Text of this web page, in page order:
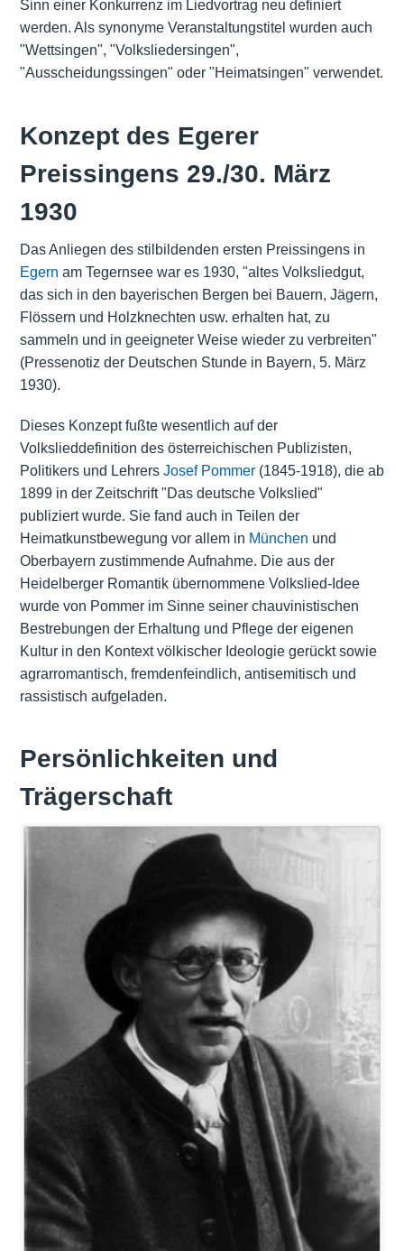
Sinn einer Konkurrenz im Liedvortrag neu definiert
werden. Als synonyme Veranstaltungstitel wurden auch
"Wettsingen", "Volksliedersingen",
"Ausscheidungssingen" oder "Heimatsingen" verwendet.
Konzept des Egerer
Preissingens 29./30. März
1930
Das Anliegen des stilbildenden ersten Preissingens in
Egern am Tegernsee war es 1930, "altes Volksliedgut,
das sich in den bayerischen Bergen bei Bauern, Jägern,
Flössern und Holzknechten usw. erhalten hat, zu
sammeln und in geeigneter Weise wieder zu verbreiten"
(Pressenotiz der Deutschen Stunde in Bayern, 5. März
1930).
Dieses Konzept fußte wesentlich auf der
Volkslieddefinition des österreichischen Publizisten,
Politikers und Lehrers Josef Pommer(1845-1918), die ab
1899 in der Zeitschrift "Das deutsche Volkslied"
publiziert wurde. Sie fand auch in Teilen der
Heimatkunstbewegung vor allem in München und
Oberbayern zustimmende Aufnahme. Die aus der
Heidelberger Romantik übernommene Volkslied-Idee
wurde von Pommer im Sinne seiner chauvinistischen
Bestrebungen der Erhaltung und Pflege der eigenen
Kultur in den Kontext völkischer Ideologie gerückt sowie
agrarromantisch, fremdenfeindlich, antisemitisch und
rassistisch aufgeladen.
Persönlichkeiten und
Trägerschaft